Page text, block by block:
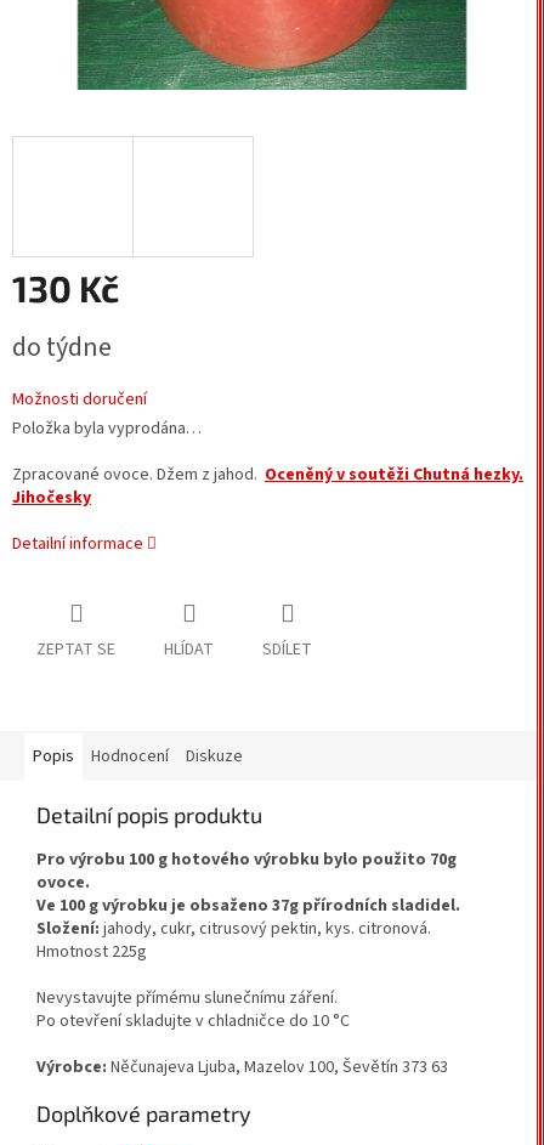
130 Kč
cena:
do týdne
Možnosti doručení
Položka byla vyprodána…
Zpracované ovoce. Džem z jahod. Oceněný v soutěži Chutná hezky.
Jihočesky
Detailní informace
ZEPTAT SE HLÍDAT SDÍLET
Popis Hodnocení Diskuze
Detailní popis produktu
Pro výrobu 100 g hotového výrobku bylo použito 70g
ovoce.
Ve 100 g výrobku je obsaženo 37g přírodních sladidel.
Složení: jahody, cukr, citrusový pektin, kys. citronová.
Hmotnost 225g
Nevystavujte přímému slunečnímu záření.
Po otevření skladujte v chladničce do 10 °C
Výrobce: Něčunajeva Ljuba, Mazelov 100, Ševětín 373 63
Doplňkové parametry